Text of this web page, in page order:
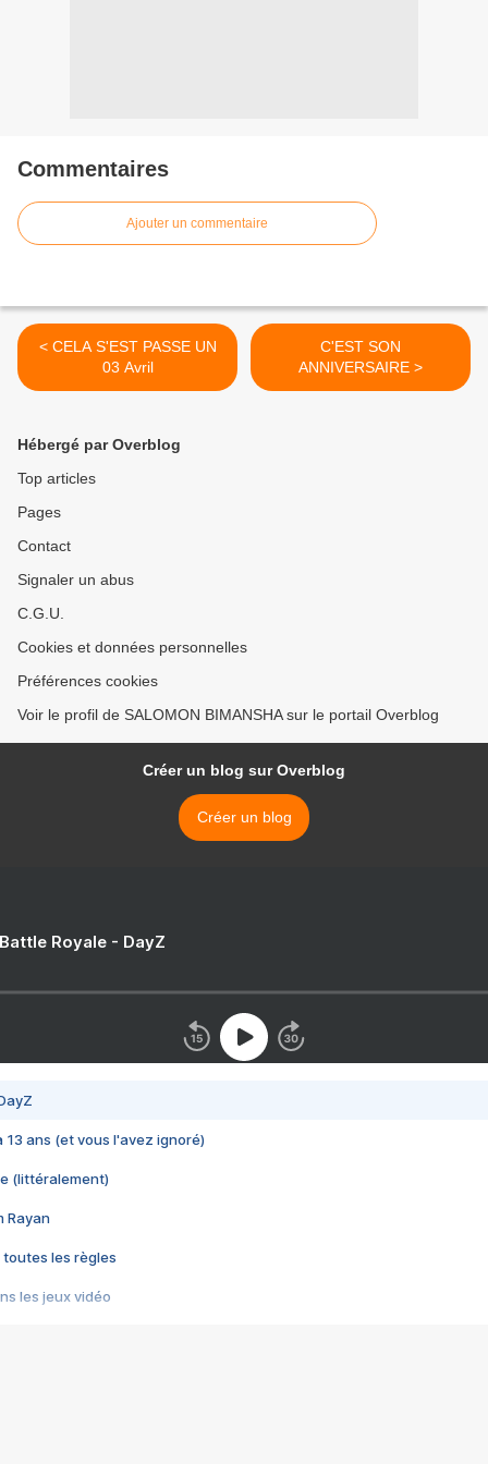
Commentaires
Ajouter un commentaire
< CELA S'EST PASSE UN
03 Avril
C'EST SON
ANNIVERSAIRE >
Hébergé par Overblog
Top articles
Pages
Contact
Signaler un abus
C.G.U.
Cookies et données personnelles
Préférences cookies
Voir le profil de SALOMON BIMANSHA sur le portail Overblog
Créer un blog sur Overblog
Créer un blog
Royale - DayZ
13 ans (et vous l'avez ignoré)
(littéralement)
Rayan
toutes les règles
les jeux vidéo